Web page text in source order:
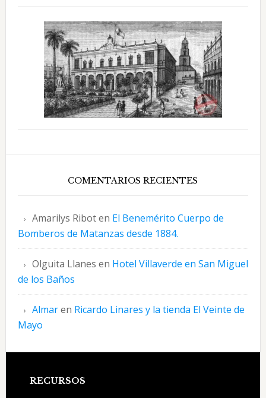
COMENTARIOS RECIENTES
Amarilys Riboten El Benemérito Cuerpo de
Bomberos de Matanzas desde 1884.
Olguita Llanes en Hotel Villaverde en San Miguel
de los Baños
Almaren Ricardo Linares y la tienda El Veinte de
Mayo
Footer
RECURSOS